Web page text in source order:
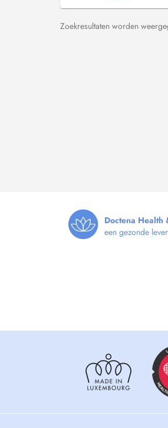
Zoekresultaten worden
Doctena Health
een gezonde